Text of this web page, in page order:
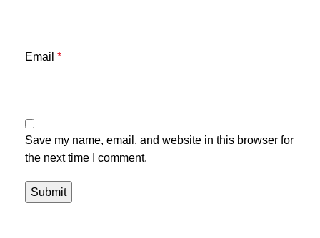
Email *
Save my name, email, and website in this browser for
the next time I comment.